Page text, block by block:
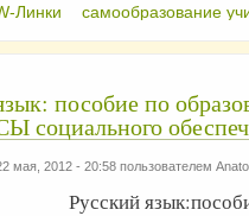
Линки самообразование
пособие по
социального
мая, 2012 - 20:58 пользователем
Русский